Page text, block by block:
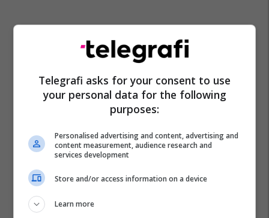
Telegrafi asks for your consent to use
your personal data for the following
purposes:
Personalised advertising and content, advertising and
content measurement, audience research and
services development
Store and/or access information on a device
Learn more